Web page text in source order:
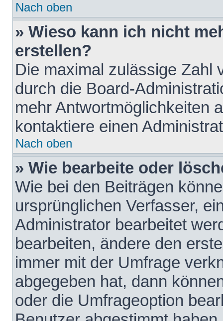
Nach oben
» Wieso kann ich nicht
erstellen?
Die maximal zulässige Zahl
durch die Board-
mehr Antwortmöglichkeiten
kontaktiere einen
Nach oben
» Wie bearbeite oder
Wie bei den Beiträgen
ursprünglichen Verfasser,
Administrator bearbeitet
bearbeiten, ändere den
immer mit der Umfrage
abgegeben hat, dann
oder die Umfrageoption